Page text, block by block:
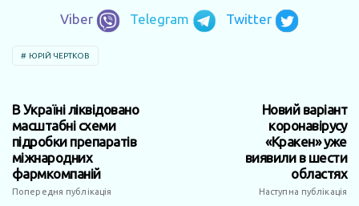
Viber Telegram Twitter
ЮРІЙ ЧЕРТКОВ
В Україні ліквідовано
масштабні схеми
підробки препаратів
міжнародних
фармкомпаній
Попередня публікація
Новий варіант
коронавірусу
«Кракен» уже
виявили в шести
областях
Наступна публікація